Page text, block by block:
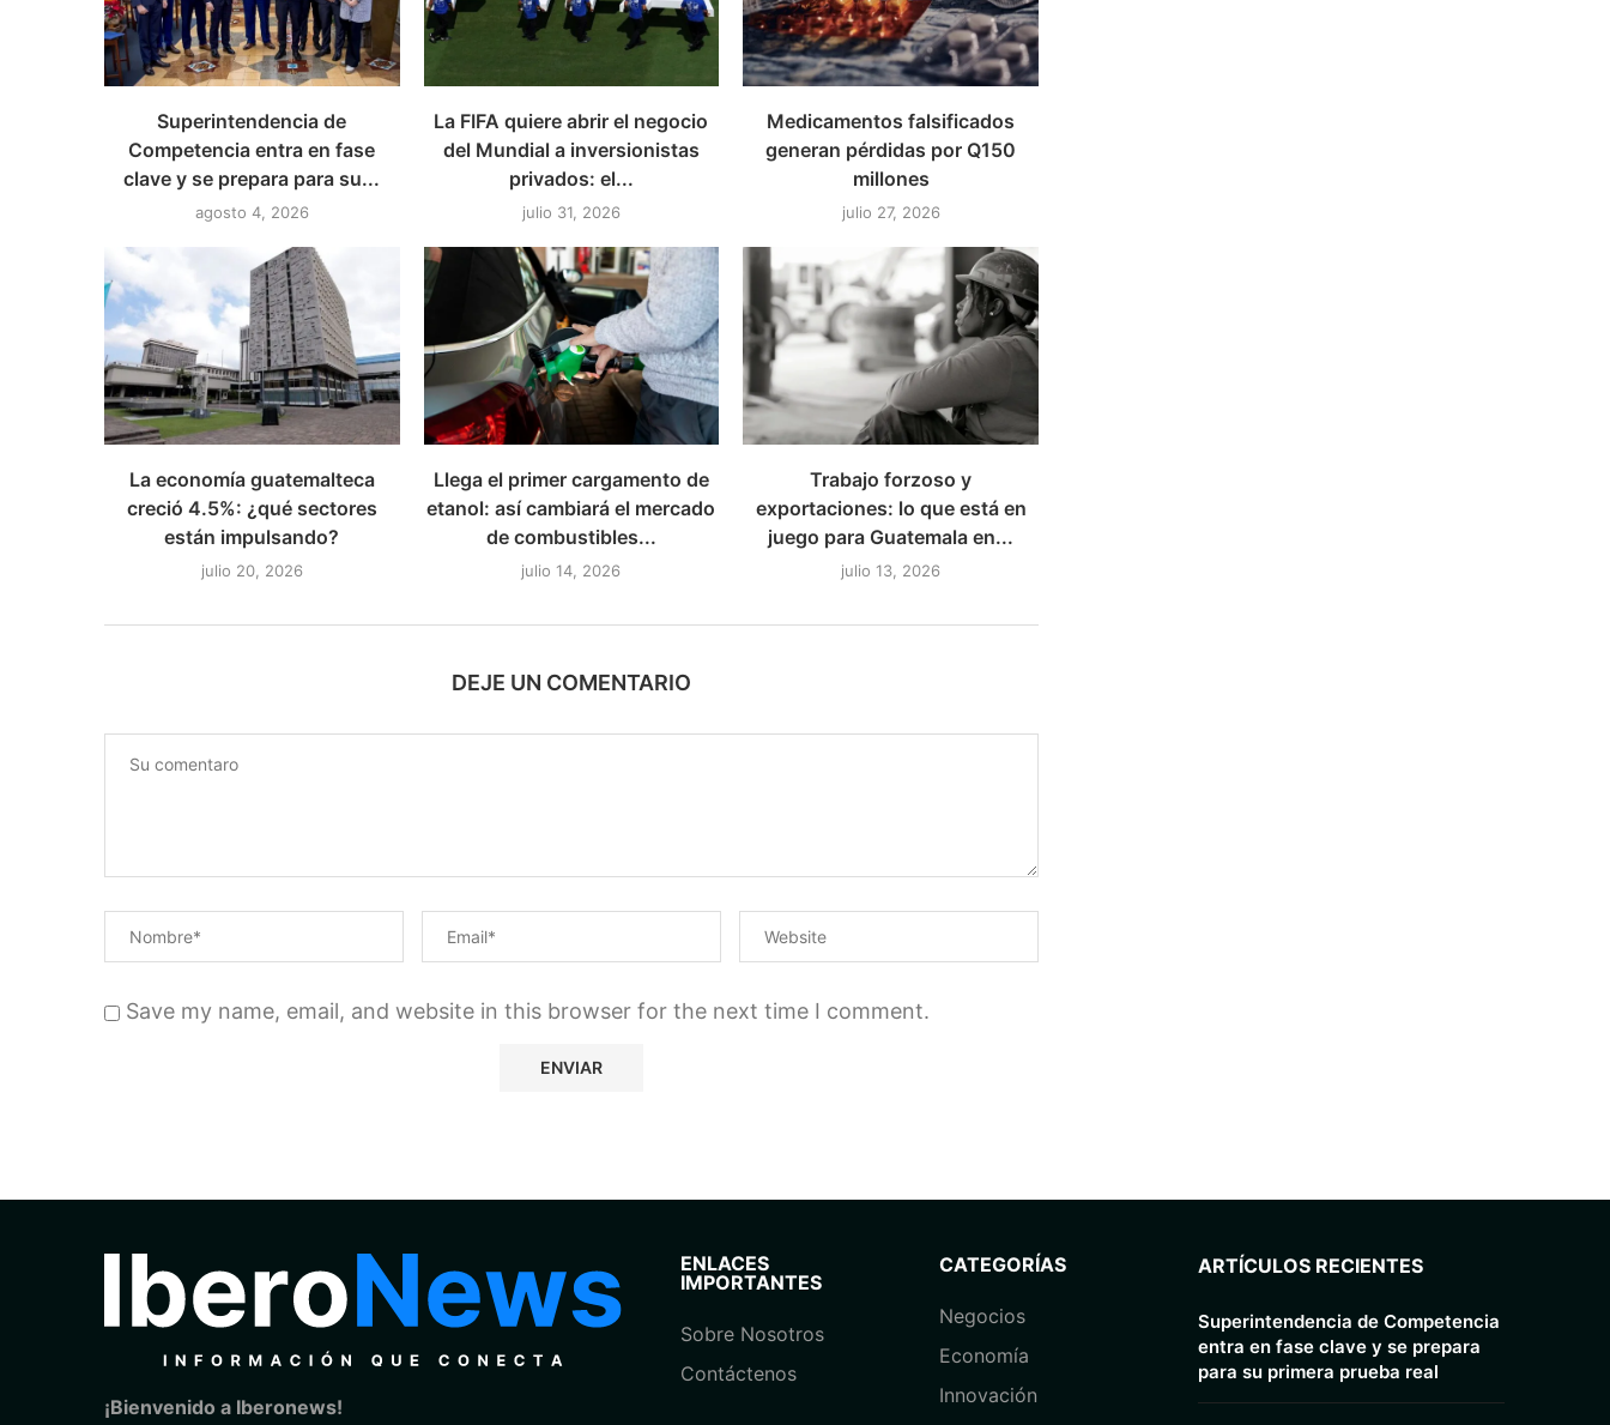
Superintendencia de
Competencia entra en fase
clave y se prepara para su...
agosto 4, 2026
La FIFA quiere abrir el negocio
del Mundial a inversionistas
privados: el...
julio 31, 2026
Medicamentos falsificados
generan pérdidas por Q150
millones
julio 27, 2026
La economía guatemalteca
creció 4.5%: ¿qué sectores
están impulsando?
julio 20, 2026
Llega el primer cargamento de
etanol: así cambiará el mercado
de combustibles...
julio 14, 2026
Trabajo forzoso y
exportaciones: lo que está en
juego para Guatemala en...
julio 13, 2026
DEJE UN COMENTARIO
Save my name, email, and website in this browser for the next time I comment.
¡Bienvenido a Iberonews!
ENLACES
IMPORTANTES
Sobre Nosotros
Contáctenos
CATEGORÍAS
Negocios
Economía
⁠Innovación
ARTÍCULOS RECIENTES
Superintendencia de Competencia
entra en fase clave y se prepara
para su primera prueba real